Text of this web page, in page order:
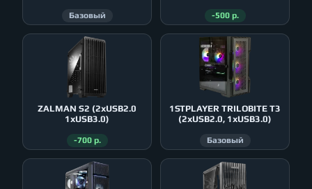
Базовый -500 р.
ZALMAN S2 (2xUSB2.0
1xUSB3.0)
-700 р.
1STPLAYER TRILOBITE T3
(2xUSB2.0, 1xUSB3.0)
Базовый